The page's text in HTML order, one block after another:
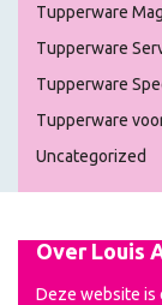
Tupperware
Tupperware
Tupperware
Tupperware
Uncategorized
Over Louis
Deze website is